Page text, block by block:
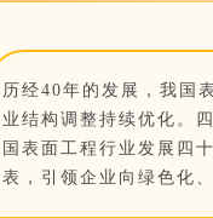
历经40年的发展，我国
业结构调整持续优化。
国表面工程行业发展四
表，引领企业向绿色化